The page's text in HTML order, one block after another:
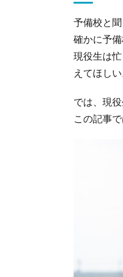
予備校と
確かに予
現役生は
えてほしい
では、現
この記事